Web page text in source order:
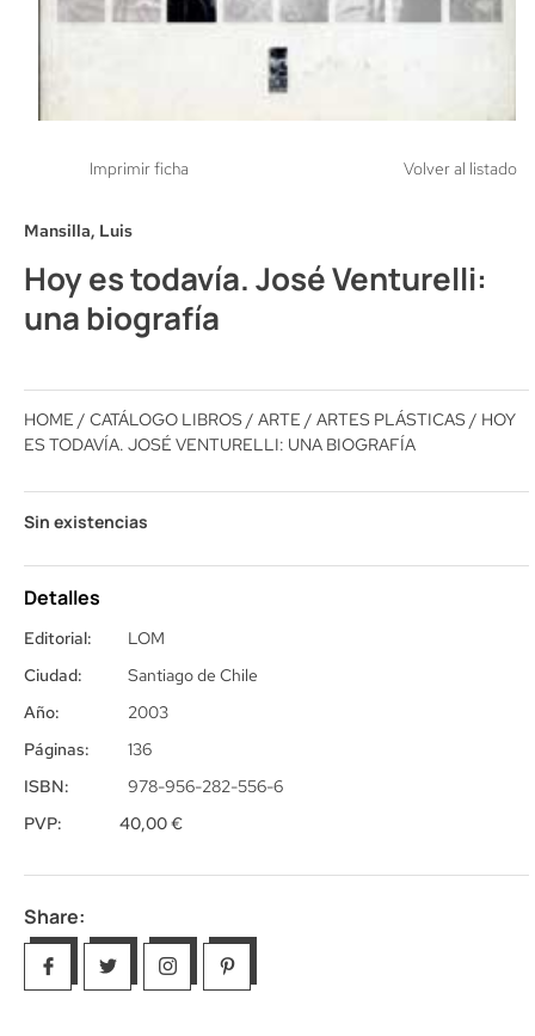
Imprimir ficha Volver al listado
Mansilla, Luis
Hoy es todavía. José Venturelli:
una biografía
HOME / CATÁLOGO LIBROS / ARTE / ARTES PLÁSTICAS / HOY
ES TODAVÍA. JOSÉ VENTURELLI: UNA BIOGRAFÍA
Sin existencias
Detalles
Editorial:
Ciudad:
Año:
Páginas:
ISBN:
LOM
Santiago de Chile
2003
136
978-956-282-556-6
PVP:
40,00€
Share: